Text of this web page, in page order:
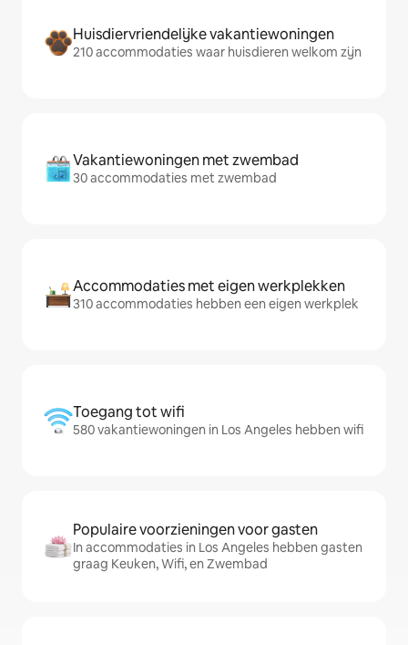
Huisdiervriendelijke vakantiewoningen
210 accommodaties waar huisdieren welkom zijn
Vakantiewoningen met zwembad
30 accommodaties met zwembad
Accommodaties met eigen werkplekken
310 accommodaties hebben een eigen werkplek
Toegang tot wifi
580 vakantiewoningen in Los Angeles hebben wifi
Populaire voorzieningen voor gasten
In accommodaties in Los Angeles hebben gasten
graag Keuken, Wifi, en Zwembad